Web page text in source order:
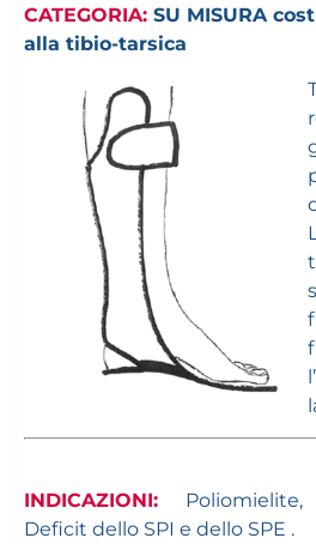
CATEGORIA: SU MISURA
alla tibio-tarsica
INDICAZIONI: Poliomielite,
Deficit dello SPI e dello SPE .